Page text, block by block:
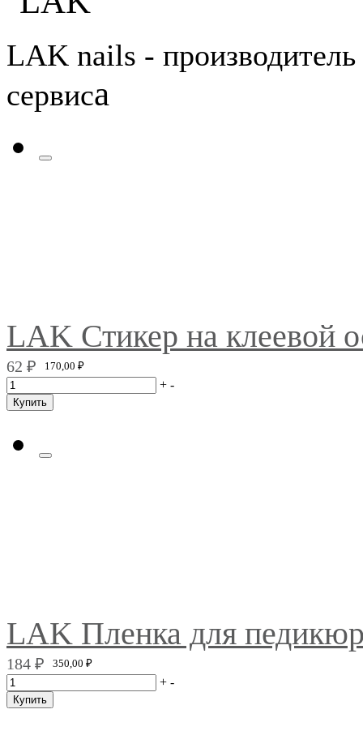
LAK nails - производитель
сервиса
LAK Стикер на клеевой
62 ₽ 170,00 ₽
+ -
Купить
LAK Пленка для
184 ₽ 350,00 ₽
+ -
Купить